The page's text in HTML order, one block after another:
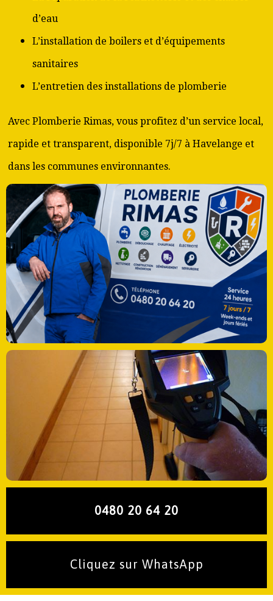
d’eau
L’installation de boilers et d’équipements
sanitaires
L’entretien des installations de plomberie
Avec Plomberie Rimas, vous profitez d’un service local,
rapide et transparent, disponible 7j/7 à Havelange et
dans les communes environnantes.
0480 20 64 20
Cliquez sur WhatsApp